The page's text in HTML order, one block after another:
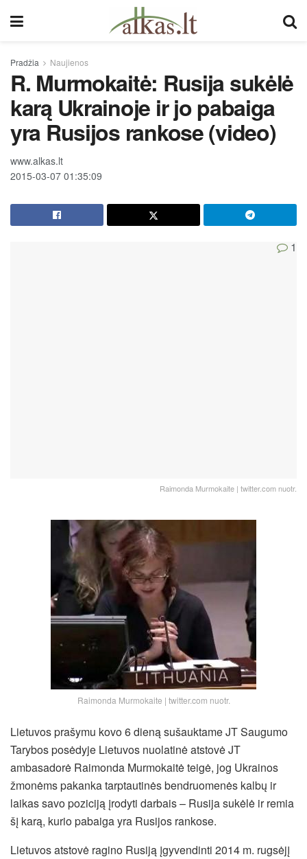
Pradžia Naujienos
R. Murmokaitė: Rusija sukėlė
karą Ukrainoje ir jo pabaiga
yra Rusijos rankose (video)
www.alkas.lt
2015-03-07 01:35:09
1
Raimonda Murmokaite | twitter.com nuotr.
Raimonda Murmokaite | twitter.com nuotr.
Lietuvos prašymu kovo 6 dieną sušauktame JT Saugumo
Tarybos posėdyje Lietuvos nuolatinė atstovė JT
ambasadorė Raimonda Murmokaitė teigė, jog Ukrainos
žmonėms pakanka tarptautinės bendruomenės kalbų ir
laikas savo poziciją įrodyti darbais – Rusija sukėlė ir remia
šį karą, kurio pabaiga yra Rusijos rankose.
Lietuvos atstovė ragino Rusiją įgyvendinti 2014 m. rugsėjį